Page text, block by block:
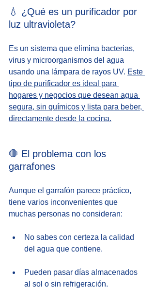
💧 ¿Qué es un purificador por
luz ultravioleta?
Es un sistema que elimina bacterias,
virus y microorganismos del agua
usando una lámpara de rayos UV. Este
tipo de purificador es ideal para
hogares y negocios que desean agua
segura, sin químicos y lista para beber,
directamente desde la cocina.
🛑 El problema con los
garrafones
Aunque el garrafón parece práctico,
tiene varios inconvenientes que
muchas personas no consideran:
No sabes con certeza la calidad
del agua que contiene.
Pueden pasar días almacenados
al sol o sin refrigeración.